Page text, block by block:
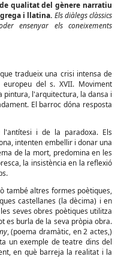
qualitat del gènere narratiu
i llatina. Els diàlegs clàssics
ensenyar els coneixements
tradueix una crisi intensa de
del s. XVII. Moviment
pintura, l'arquitectura, la dansa i
El barroc dóna resposta
l'antítesi i de la paradoxa. Els
intenten embellir i donar una
de la mort, predomina en les
la insistència en la reflexió
també altres formes poètiques,
castellanes (la dècima) i en
seves obres poètiques utilitza
es burla de la seva pròpia obra.
, (poema dramàtic, en 2 actes,)
un exemple de teatre dins del
en què barreja la realitat i la